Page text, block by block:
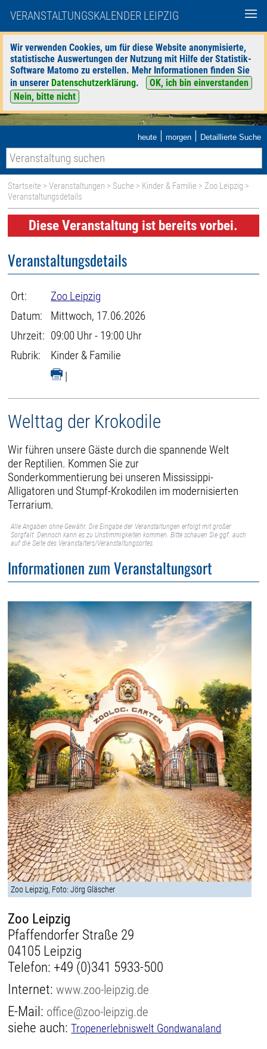
VERANSTALTUNGSKALENDER LEIPZIG
Wir verwenden Cookies, um für diese Website anonymisierte,
statistische Auswertungen der Nutzung mit Hilfe der Statistik-
Software Matomo zu erstellen. Mehr Informationen finden Sie
in unserer Datenschutzerklärung.
OK, ich bin einverstanden
Nein, bitte nicht
heute | morgen | Detaillierte Suche
Startseite >Veranstaltungen > Suche > Kinder & Familie >Zoo Leipzig >
Veranstaltungsdetails
Diese Veranstaltung ist bereits vorbei.
Veranstaltungsdetails
Ort:
Zoo Leipzig
Datum:
Mittwoch, 17.06.2026
Uhrzeit: 09:00 Uhr - 19:00 Uhr
Rubrik:
Kinder & Familie
|
Welttag der Krokodile
Wir führen unsere Gäste durch die spannende Welt
der Reptilien. Kommen Sie zur
Sonderkommentierung bei unseren Mississippi-
Alligatoren und Stumpf-Krokodilen im modernisierten
Terrarium.
Alle Angaben ohne Gewähr. Die Eingabe der Veranstaltungen erfolgt mit großer
Sorgfalt. Dennoch kann es zu Unstimmigkeiten kommen. Bitte schauen Sie ggf. auch
auf die Seite des Veranstalters/Veranstaltungsortes.
Informationen zum Veranstaltungsort
Zoo Leipzig, Foto: Jörg Gläscher
Zoo Leipzig
Pfaffendorfer Straße 29
04105 Leipzig
Telefon: +49 (0)341 5933-500
Internet:www.zoo-leipzig.de
E-Mail: office@zoo-leipzig.de
siehe auch:Tropenerlebniswelt Gondwanaland